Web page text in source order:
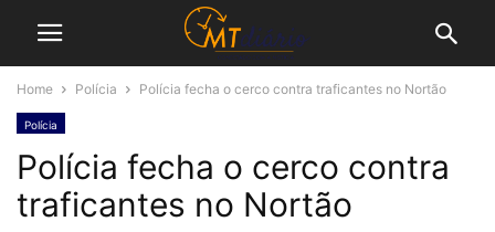
Home Polícia Polícia fecha o cerco contra traficantes no Nortão
Polícia
Polícia fecha o cerco contra
traficantes no Nortão